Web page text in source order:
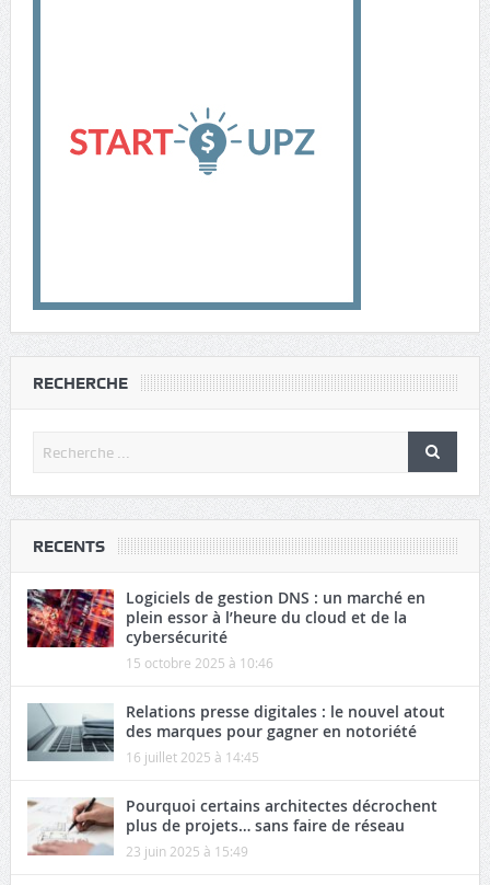
RECHERCHE
RECENTS
Logiciels de gestion DNS : un marché en
plein essor à l’heure du cloud et de la
cybersécurité
15 octobre 2025 à 10:46
Relations presse digitales : le nouvel atout
des marques pour gagner en notoriété
16 juillet 2025 à 14:45
Pourquoi certains architectes décrochent
plus de projets… sans faire de réseau
23 juin 2025 à 15:49